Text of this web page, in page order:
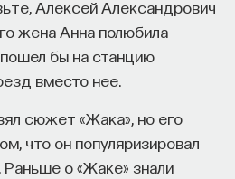
Алексей Александрович
жена Анна полюбила
бы на станцию
вместо нее.
сюжет «Жака», но его
что он популяризировал
о «Жаке» знали
рабочие места ждут
оптика тоже остается
В зависимости от того,
разные ответы